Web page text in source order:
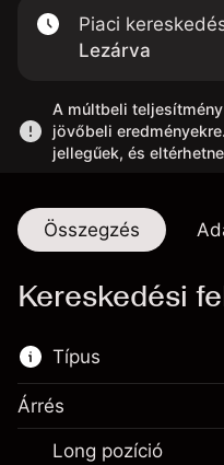
Piaci
Lezárva
A múltbeli
jövőbeli
jellegűek, és
Összegzés
Kereskedési
Típus
Ez a pénzügyi
outokon keresztül
Árrés
Long pozíció